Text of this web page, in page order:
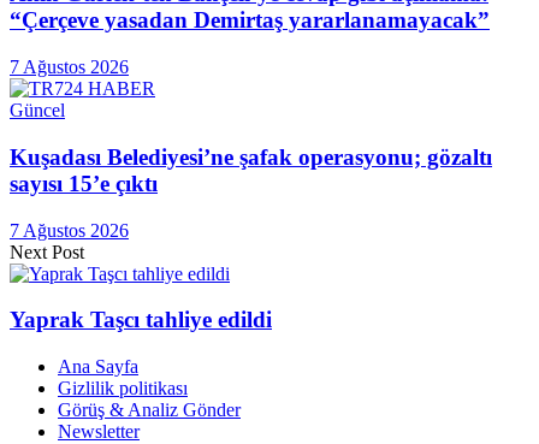
“Çerçeve yasadan Demirtaş yararlanamayacak”
7 Ağustos 2026
Güncel
Kuşadası Belediyesi’ne şafak operasyonu; gözaltı
sayısı 15’e çıktı
7 Ağustos 2026
Next Post
Yaprak Taşcı tahliye edildi
Ana Sayfa
Gizlilik politikası
Görüş & Analiz Gönder
Newsletter